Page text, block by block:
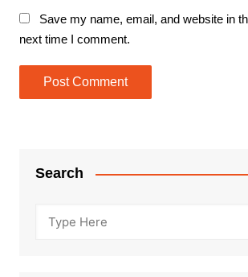
Save my name, email, and website in
next time I comment.
Search